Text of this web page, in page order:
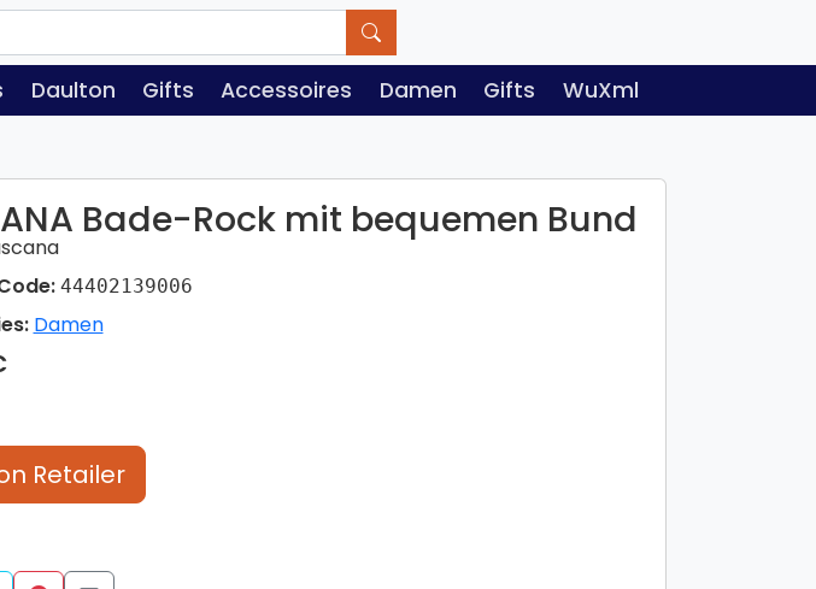
Daulton Gifts Accessoires Damen Gifts WuXml
Bade-Rock mit bequemen Bund
44402139006
Damen
Retailer